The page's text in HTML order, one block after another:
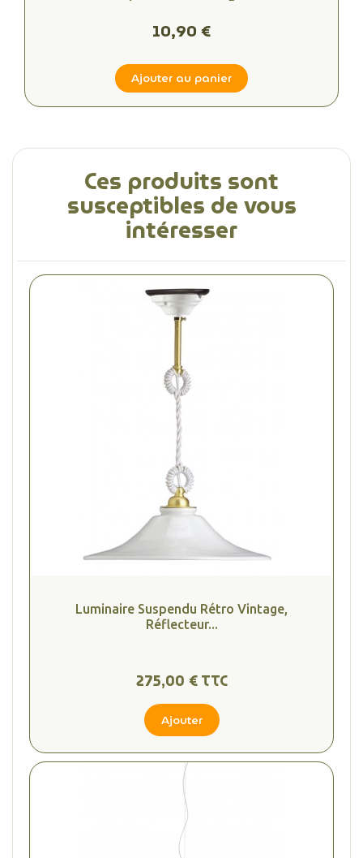
10,90 €
Ajouter au panier
Ces produits sont
susceptibles de vous
intéresser
Luminaire Suspendu Rétro Vintage,
Réflecteur...
275,00 € TTC
Ajouter